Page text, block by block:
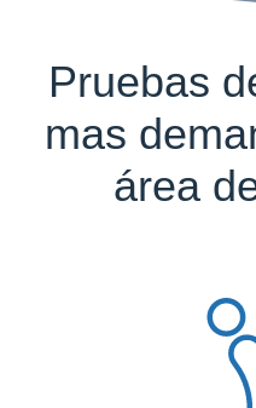
Pruebas
mas
área